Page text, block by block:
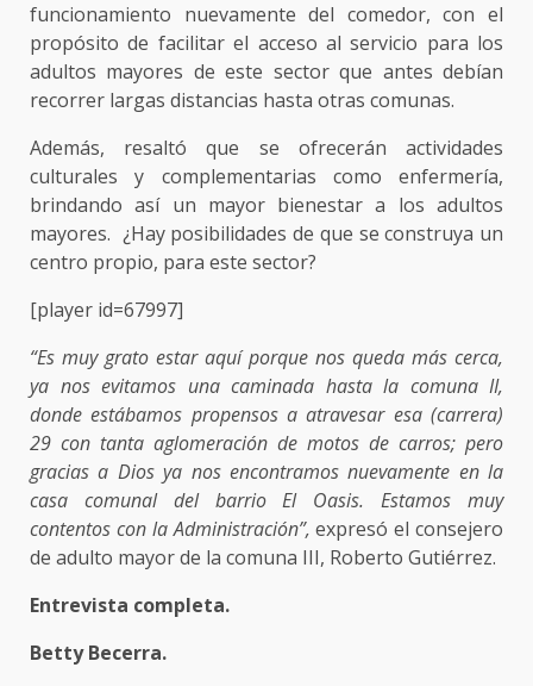
funcionamiento nuevamente del comedor, con el
propósito de facilitar el acceso al servicio para los
adultos mayores de este sector que antes debían
recorrer largas distancias hasta otras comunas.
Además, resaltó que se ofrecerán actividades
culturales y complementarias como enfermería,
brindando así un mayor bienestar a los adultos
mayores. ¿Hay posibilidades de que se construya un
centro propio, para este sector?
[player id=67997]
“Es muy grato estar aquí porque nos queda más cerca,
ya nos evitamos una caminada hasta la comuna II,
donde estábamos propensos a atravesar esa (carrera)
29 con tanta aglomeración de motos de carros; pero
gracias a Dios ya nos encontramos nuevamente en la
casa comunal del barrio El Oasis. Estamos muy
contentos con la Administración”, expresó el consejero
de adulto mayor de la comuna III, Roberto Gutiérrez.
Entrevista completa.
Betty Becerra.